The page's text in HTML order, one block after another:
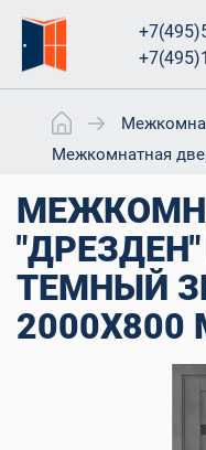
Межкомнатная
ТЕМНЫЙ